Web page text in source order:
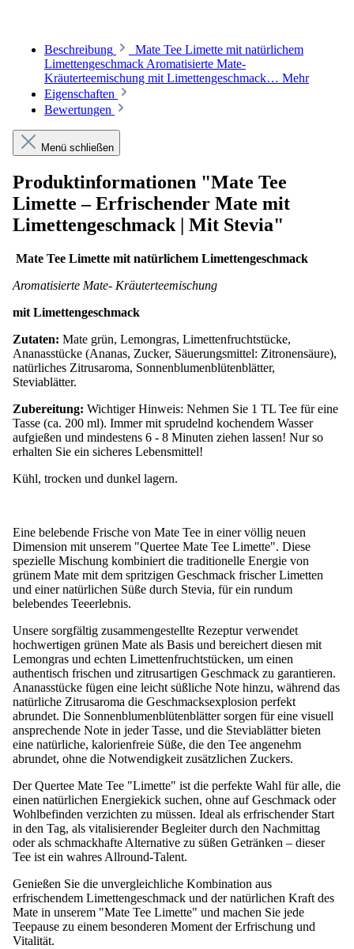
Beschreibung
Mate Tee Limette mit natürlichem
Limettengeschmack Aromatisierte Mate-
Kräuterteemischung mit Limettengeschmack… Mehr
Eigenschaften
Bewertungen
Menü schließen
Produktinformationen "Mate Tee
Limette – Erfrischender Mate mit
Limettengeschmack | Mit Stevia"
Mate Tee Limette mit natürlichem Limettengeschmack
Aromatisierte Mate- Kräuterteemischung
mit Limettengeschmack
Zutaten: Mate grün, Lemongras, Limettenfruchtstücke,
Ananasstücke (Ananas, Zucker, Säuerungsmittel: Zitronensäure),
natürliches Zitrusaroma, Sonnenblumenblütenblätter,
Steviablätter.
Zubereitung: Wichtiger Hinweis: Nehmen Sie 1 TL Tee für eine
Tasse (ca. 200 ml). Immer mit sprudelnd kochendem Wasser
aufgießen und mindestens 6 - 8 Minuten ziehen lassen! Nur so
erhalten Sie ein sicheres Lebensmittel!
Kühl, trocken und dunkel lagern.
Eine belebende Frische von Mate Tee in einer völlig neuen
Dimension mit unserem "Quertee Mate Tee Limette". Diese
spezielle Mischung kombiniert die traditionelle Energie von
grünem Mate mit dem spritzigen Geschmack frischer Limetten
und einer natürlichen Süße durch Stevia, für ein rundum
belebendes Teeerlebnis.
Unsere sorgfältig zusammengestellte Rezeptur verwendet
hochwertigen grünen Mate als Basis und bereichert diesen mit
Lemongras und echten Limettenfruchtstücken, um einen
authentisch frischen und zitrusartigen Geschmack zu garantieren.
Ananasstücke fügen eine leicht süßliche Note hinzu, während das
natürliche Zitrusaroma die Geschmacksexplosion perfekt
abrundet. Die Sonnenblumenblütenblätter sorgen für eine visuell
ansprechende Note in jeder Tasse, und die Steviablätter bieten
eine natürliche, kalorienfreie Süße, die den Tee angenehm
abrundet, ohne die Notwendigkeit zusätzlichen Zuckers.
Der Quertee Mate Tee "Limette" ist die perfekte Wahl für alle, die
einen natürlichen Energiekick suchen, ohne auf Geschmack oder
Wohlbefinden verzichten zu müssen. Ideal als erfrischender Start
in den Tag, als vitalisierender Begleiter durch den Nachmittag
oder als schmackhafte Alternative zu süßen Getränken – dieser
Tee ist ein wahres Allround-Talent.
Genießen Sie die unvergleichliche Kombination aus
erfrischendem Limettengeschmack und der natürlichen Kraft des
Mate in unserem "Mate Tee Limette" und machen Sie jede
Teepause zu einem besonderen Moment der Erfrischung und
Vitalität.